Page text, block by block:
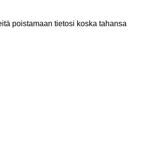
poistamaan tietosi koska tahansa